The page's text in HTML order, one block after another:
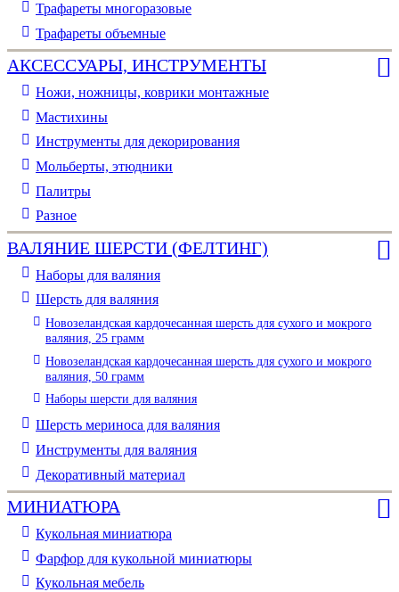
Трафареты многоразовые
Трафареты объемные
АКСЕССУАРЫ, ИНСТРУМЕНТЫ
Ножи, ножницы, коврики монтажные
Мастихины
Инструменты для декорирования
Мольберты, этюдники
Палитры
Разное
ВАЛЯНИЕ ШЕРСТИ (ФЕЛТИНГ)
Наборы для валяния
Шерсть для валяния
Новозеландская кардочесанная шерсть для сухого и мокрого
валяния, 25 грамм
Новозеландская кардочесанная шерсть для сухого и мокрого
валяния, 50 грамм
Наборы шерсти для валяния
Шерсть мериноса для валяния
Инструменты для валяния
Декоративный материал
МИНИАТЮРА
Кукольная миниатюра
Фарфор для кукольной миниатюры
Кукольная мебель